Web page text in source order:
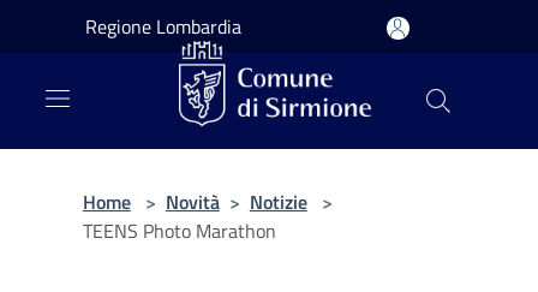
Salta al contenuto principale
Regione Lombardia
Home > Novità > Notizie >
TEENS Photo Marathon